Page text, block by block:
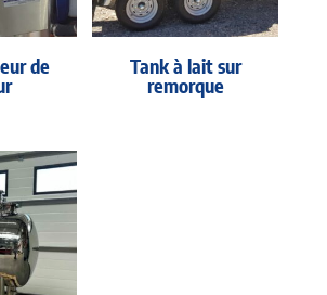
de Tank à lait sur
remorque